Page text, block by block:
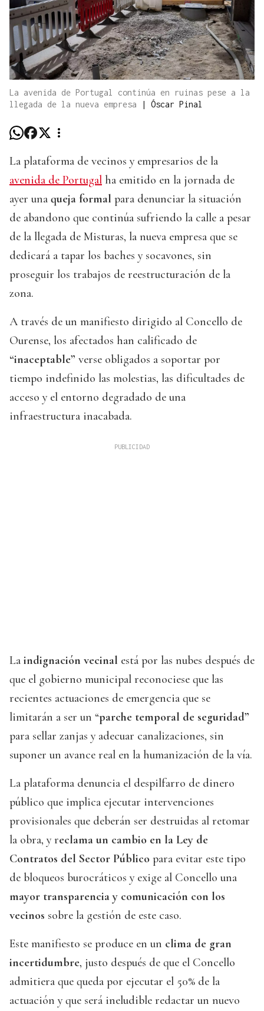
La avenida de Portugal continúa en ruinas pese a la
llegada de la nueva empresa
| Óscar Pinal
La plataforma de vecinos y empresarios de la
avenida de Portugal ha emitido en la jornada de
ayer una queja formal para denunciar la situación
de abandono que continúa sufriendo la calle a pesar
de la llegada de Misturas, la nueva empresa que se
dedicará a tapar los baches y socavones, sin
proseguir los trabajos de reestructuración de la
zona.
A través de un manifiesto dirigido al Concello de
Ourense, los afectados han calificado de
“inaceptable” verse obligados a soportar por
tiempo indefinido las molestias, las dificultades de
acceso y el entorno degradado de una
infraestructura inacabada.
La indignación vecinal está por las nubes después de
que el gobierno municipal reconociese que las
recientes actuaciones de emergencia que se
limitarán a ser un “parche temporal de seguridad”
para sellar zanjas y adecuar canalizaciones, sin
suponer un avance real en la humanización de la vía.
La plataforma denuncia el despilfarro de dinero
público que implica ejecutar intervenciones
provisionales que deberán ser destruidas al retomar
la obra, y reclama un cambio en la Ley de
Contratos del Sector Público para evitar este tipo
de bloqueos burocráticos y exige al Concello una
mayor transparencia y comunicación con los
vecinos sobre la gestión de este caso.
Este manifiesto se produce en un clima de gran
incertidumbre, justo después de que el Concello
admitiera que queda por ejecutar el 50% de la
actuación y que será ineludible redactar un nuevo